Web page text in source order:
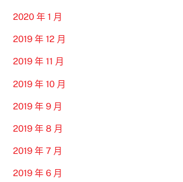
2020 年 1 月
2019 年 12 月
2019 年 11 月
2019 年 10 月
2019 年 9 月
2019 年 8 月
2019 年 7 月
2019 年 6 月